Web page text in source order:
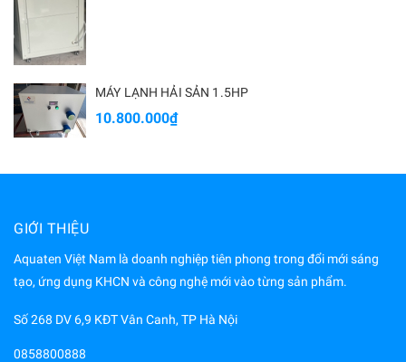
MÁY LẠNH HẢI SẢN 1.5HP
10.800.000₫
GIỚI THIỆU
Aquaten Việt Nam là doanh nghiệp tiên phong trong đổi mới sáng
tạo, ứng dụng KHCN và công nghệ mới vào từng sản phẩm.
Số 268 DV 6,9 KĐT Vân Canh, TP Hà Nội
0858800888